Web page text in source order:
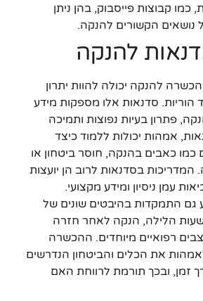
כמו קבוצות פייסבוק, בהן ניתן
נושאים הקשורים להנקה.
להנקה
להנקה יכולה להוות יתרון
סדנאות אלו מספקות מידע
פתרון בעיות נפוצות ותמיכה
אמהות יכולות ללמוד כיצד
כאבים בהנקה, חוסר ביטחון או
בסדנאות לרוב הן יועצות
עמן ניסיון ומידע מקצועי.
גם התמקדות בהיבטים שונים של
הלילה, הנקה לאחר חזרה
רפואיים מיוחדים. ההכשרה
את הכלים והביטחון הנדרשים
זמן, ובכך תורמת לרווחת האם